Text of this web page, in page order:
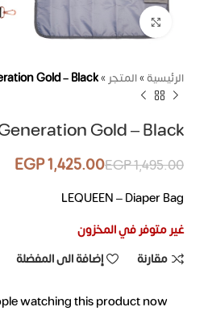
اضغط للتكبير
الرئيسية»المتجر »
Gold – Black
Gold – Black
1,495.00
EGP
1,425.00
EGP
LEQUEEN – Diaper Bag
غير متوفر في المخزون
مقارنة
إضافة الى المفضلة
watching this product now!